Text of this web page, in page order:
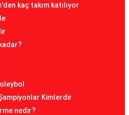
kaç takım katılıyor
Kimlerdir
nedir?